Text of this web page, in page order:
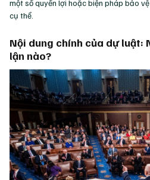
một số quyền lợi hoặc biện pháp bảo
cụ thể.
Nội dung chính của dự luật:
lận nào?